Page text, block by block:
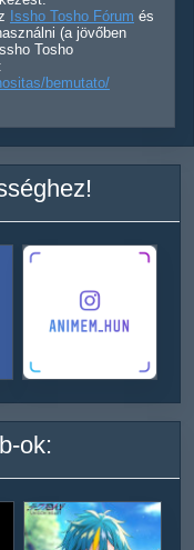
Issho Tosho Fórum és
(a jövőben
Tosho
bemutato/
ok: